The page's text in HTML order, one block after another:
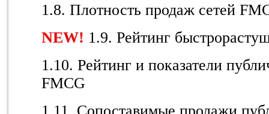
1.8. Плотность продаж сетей
NEW! 1.9. Рейтинг
1.10. Рейтинг и показатели
FMCG